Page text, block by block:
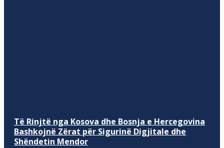
Të Rinjtë nga Kosova dhe Bosnja e Hercegovina
Bashkojnë Zërat për Sigurinë Digjitale dhe
Shëndetin Mendor